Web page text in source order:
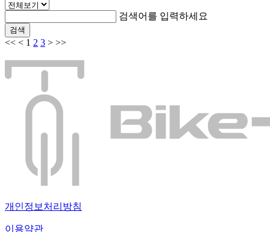
검색어를 입력하세요
검색
<< < 1 2 3 > >>
개인정보처리방침
이용약관